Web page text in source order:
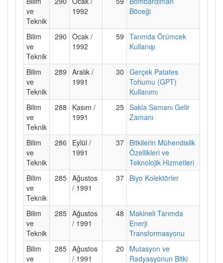
ve
Teknik
1992
Böceği
Bilim
ve
Teknik
290 Ocak /
1992
59 Tarımda Örümcek
Kullanışı
Bilim
ve
Teknik
289 Aralık /
1991
30 Gerçek Patates
Tohumu (GPT)
Kullanımı
Bilim
ve
Teknik
288
Kasım /
1991
25 Sakla Samanı Gelir
Zamanı
Bilim
ve
Teknik
286
Eylül /
1991
37 Bitkilerin Mühendislik
Özellikleri ve
Teknolojik Hizmetleri
Bilim
ve
Teknik
285 Ağustos
/ 1991
37 Biyo Kolektörler
Bilim
ve
Teknik
285 Ağustos
/ 1991
48
Makineli Tarımda
Enerji
Transformasyonu
Bilim
ve
285 Ağustos
/ 1991
20
Mutasyon ve
Radyasyonun Bitki